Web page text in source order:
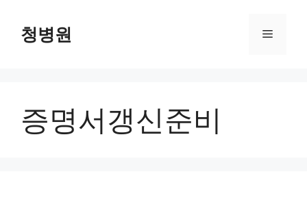
청병원 메
증명서갱신준비